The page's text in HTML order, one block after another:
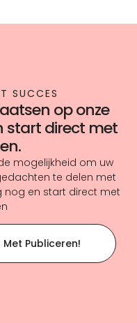
SUCCES
op onze
start direct met
mogelijkheid om uw
te delen met
nog en start direct met
Met Publiceren!